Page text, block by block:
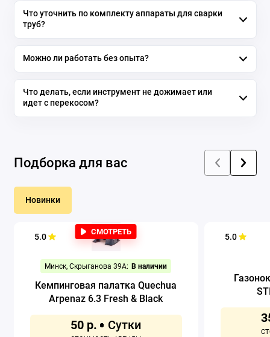
Что уточнить по комплекту аппараты для сварки
труб?
Можно ли работать без опыта?
Что делать, если инструмент не дожимает или
идет с перекосом?
Подборка для вас
Новинки
5.0
СМОТРЕТЬ
Минск, Скрыганова 39А: В наличии
Кемпинговая палатка Quechua
Arpenaz 6.3 Fresh & Black
50 р.
5.0